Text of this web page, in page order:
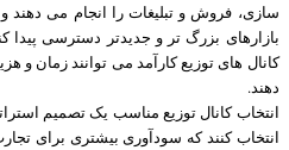
سازی، فروش و تبلیغات را انجام می دهند و
بازارهای بزرگ تر و جدیدتر دسترسی پیدا
کانال های توزیع کارآمد می توانند زمان و
دهند.
انتخاب کانال توزیع مناسب یک تصمیم
انتخاب کنند که سودآوری بیشتری برای